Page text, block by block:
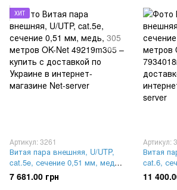
ХИТ
Артикул: 3261
Витая пара внешняя, U/UTP,
cat.5e, сечение 0,51 мм, медь,
305 метров OK-Net 49219m305
7 681.00 грн
Артикул:
Витая
cat.6,
305
11